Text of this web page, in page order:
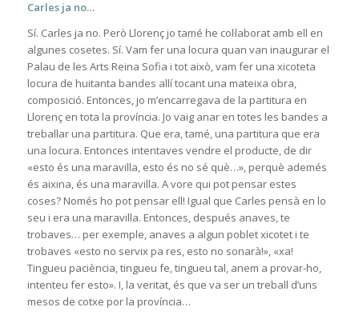
Carles ja no…
Sí. Carles ja no. Però Llorenç jo tamé he col·laborat amb ell en
algunes cosetes. Sí. Vam fer una locura quan van inaugurar el
Palau de les Arts Reina Sofia i tot això, vam fer una xicoteta
locura de huitanta bandes allí tocant una mateixa obra,
composició. Entonces, jo m’encarregava de la partitura en
Llorenç en tota la província. Jo vaig anar en totes les bandes a
treballar una partitura. Que era, tamé, una partitura que era
una locura. Entonces intentaves vendre el producte, de dir
«esto és una maravilla, esto és no sé què…», perquè ademés
és aixina, és una maravilla. A vore qui pot pensar estes
coses? Només ho pot pensar ell! Igual que Carles pensà en lo
seu i era una maravilla. Entonces, después anaves, te
trobaves… per exemple, anaves a algun poblet xicotet i te
trobaves «esto no servix pa res, esto no sonarà!», «xa!
Tingueu paciència, tingueu fe, tingueu tal, anem a provar-ho,
intenteu fer esto». I, la veritat, és que va ser un treball d’uns
mesos de cotxe por la província…